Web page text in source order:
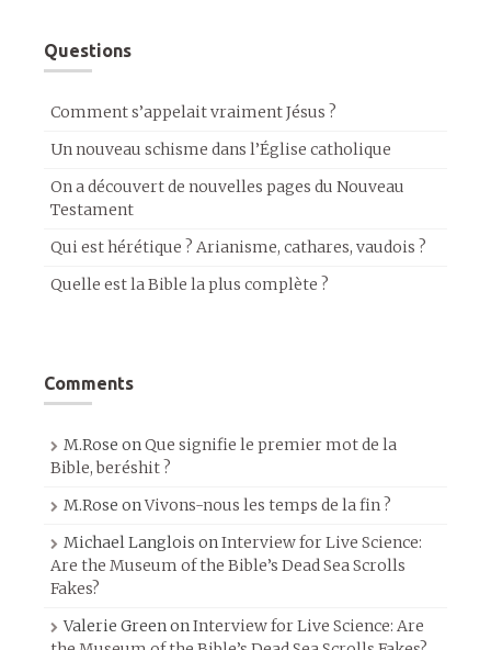
Questions
Comment s’appelait vraiment Jésus ?
Un nouveau schisme dans l’Église catholique
On a découvert de nouvelles pages du Nouveau
Testament
Qui est hérétique ? Arianisme, cathares, vaudois ?
Quelle est la Bible la plus complète ?
Comments
M.Rose onQue signifie le premier mot de la
Bible, beréshit ?
M.Rose onVivons-nous les temps de la fin ?
Michael Langlois onInterview for Live Science:
Are the Museum of the Bible’s Dead Sea Scrolls
Fakes?
Valerie GreenonInterview for Live Science: Are